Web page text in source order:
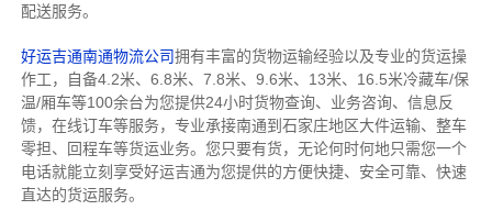
配送服务。
好运吉通南通物流公司拥有丰富的货物运输经验以及专业的货运操
作工，自备4.2米、6.8米、7.8米、9.6米、13米、16.5米冷藏车/保
温/厢车等100余台为您提供24小时货物查询、业务咨询、信息反
馈，在线订车等服务， 专业承接南通到石家庄地区大件运输、整车
零担、回程车等货运业务。 您只要有货，无论何时何地只需您一个
电话就能立刻享受好运吉通为您提供的方便快捷、安全可靠、快速
直达的货运服务。